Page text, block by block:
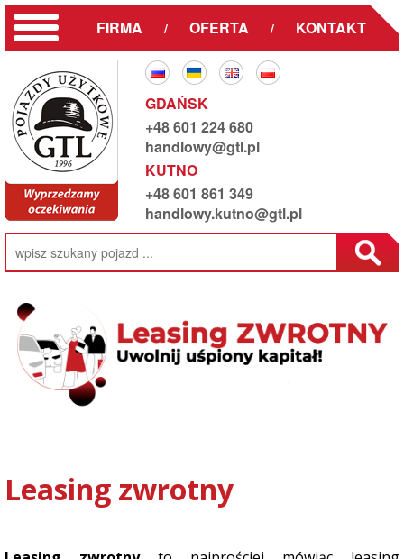
FIRMA / OFERTA / KONTAKT
GDAŃSK
+48 601 224 680
handlowy@gtl.pl
KUTNO
+48 601 861 349
handlowy.kutno@gtl.pl
Leasing zwrotny